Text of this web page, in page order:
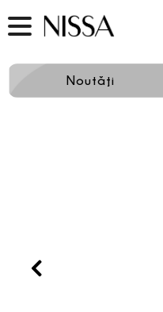
Noutăţi